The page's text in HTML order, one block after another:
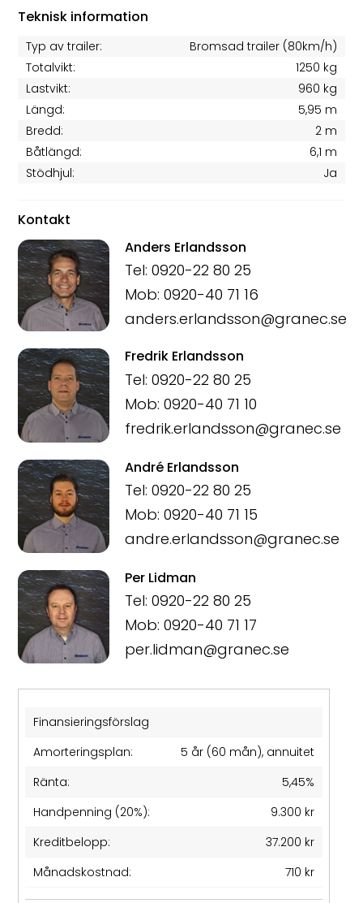
Teknisk information
Typ av trailer:
Bromsad trailer (80km/h)
Totalvikt:
1250 kg
Lastvikt:
960 kg
Längd:
5,95 m
Bredd:
2 m
Båtlängd:
6,1 m
Stödhjul:
Ja
Kontakt
Anders Erlandsson
Tel: 0920-22 80 25
Mob: 0920-40 71 16
anders.erlandsson@granec.se
Fredrik Erlandsson
Tel: 0920-22 80 25
Mob: 0920-40 71 10
fredrik.erlandsson@granec.se
André Erlandsson
Tel: 0920-22 80 25
Mob: 0920-40 71 15
andre.erlandsson@granec.se
Per Lidman
Tel: 0920-22 80 25
Mob: 0920-40 71 17
per.lidman@granec.se
Finansieringsförslag
Amorteringsplan:
5 år (60 mån), annuitet
Ränta:
5,45%
Handpenning (20%):
9.300 kr
Kreditbelopp:
37.200 kr
Månadskostnad:
710 kr